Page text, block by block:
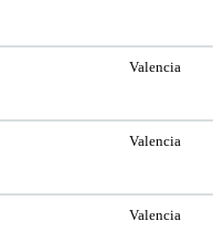
Valencia
Valencia
Valencia